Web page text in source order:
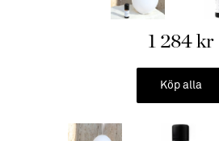
Aroma Diffuser producerar ånga som
tillför sedan en behaglig frisk
fördelar för hälsan och ger ett ökat
Passar lika bra i hemmets alla rum
skapa en frisk atmosfär där ni kan
signaturdoft eller hitta en ny
1 284 kr
Köp alla